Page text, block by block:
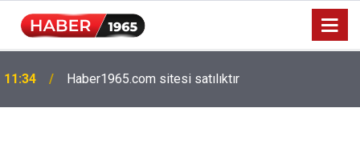
15:52
hesaplarda